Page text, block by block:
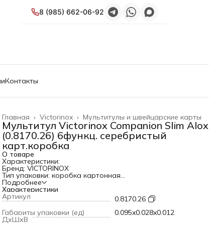
8 (985) 662-06-92
Контакты
Мультитулы и швейцарские карты
Victorinox ›
Главная ›
Мультитул Victorinox Companion Slim Alox
(0.8170.26) 6функц. серебристый
карт.коробка
О товаре
Характеристики:
Бренд: VICTORINOX
Тип упаковки: коробка картонная
Тип: Мультитул
Модель: Companion Slim Alox
PartNumber/Артикул Производителя: 0.8170.26
Количество функций: 6
Цвет: серебристый
Вес товара: 67 грамм
Подробнее
Характеристики
Артикул
0.8170.26
Габариты упаковки (ед)
ДхШхВ
0.095x0.028x0.012